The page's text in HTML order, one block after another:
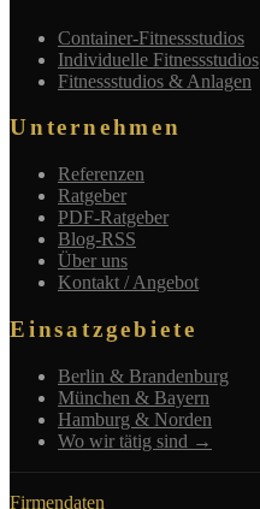
Container-Fitnessstudios
Individuelle Fitnessstudios
Fitnessstudios & Anlagen
Unternehmen
Referenzen
Ratgeber
PDF-Ratgeber
Blog-RSS
Über uns
Kontakt / Angebot
Einsatzgebiete
Berlin & Brandenburg
München & Bayern
Hamburg & Norden
Wo wir tätig sind →
Firmendaten